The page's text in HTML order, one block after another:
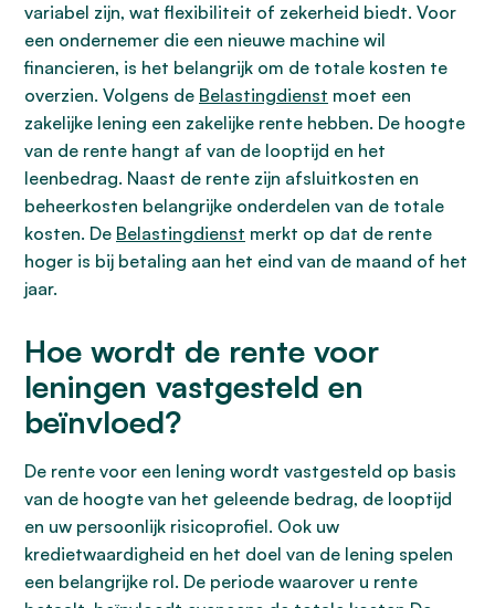
variabel zijn, wat flexibiliteit of zekerheid biedt. Voor
een ondernemer die een nieuwe machine wil
financieren, is het belangrijk om de totale kosten te
overzien. Volgens de Belastingdienst moet een
zakelijke lening een zakelijke rente hebben. De hoogte
van de rente hangt af van de looptijd en het
leenbedrag. Naast de rente zijn afsluitkosten en
beheerkosten belangrijke onderdelen van de totale
kosten. De Belastingdienst merkt op dat de rente
hoger is bij betaling aan het eind van de maand of het
jaar.
Hoe wordt de rente voor
leningen vastgesteld en
beïnvloed?
De rente voor een lening wordt vastgesteld op basis
van de hoogte van het geleende bedrag, de looptijd
en uw persoonlijk risicoprofiel. Ook uw
kredietwaardigheid en het doel van de lening spelen
een belangrijke rol. De periode waarover u rente